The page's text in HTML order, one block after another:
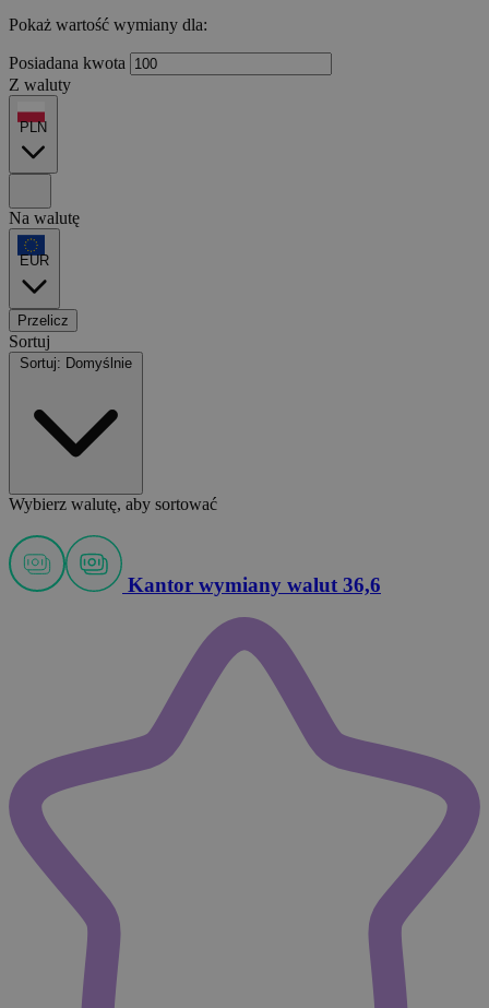
Pokaż wartość wymiany dla:
Posiadana kwota
Z waluty
PLN
Na walutę
EUR
Przelicz
Sortuj
Sortuj: Domyślnie
Wybierz walutę, aby sortować
Kantor wymiany walut 36,6